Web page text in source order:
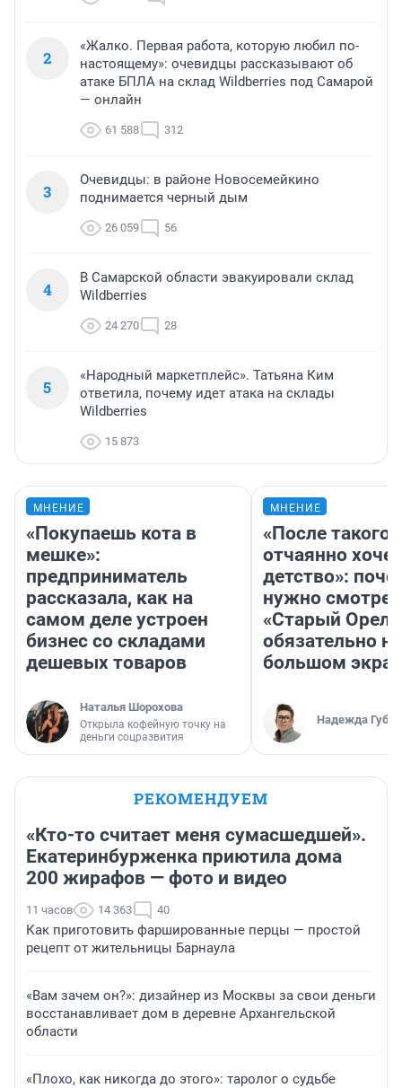
2
«Жалко. Первая работа, которую любил по-
настоящему»: очевидцы рассказывают об
атаке БПЛА на склад Wildberries под Самарой
— онлайн
61 588 312
3
Очевидцы: в районе Новосемейкино
поднимается черный дым
26 059 56
4
В Самарской области эвакуировали склад
Wildberries
24 270 28
5
«Народный маркетплейс». Татьяна Ким
ответила, почему идет атака на склады
Wildberries
15 873
МНЕНИЕ
«Покупаешь кота в
мешке»:
предприниматель
рассказала, как на
самом деле устроен
бизнес со складами
дешевых товаров
Наталья Шорохова
Открыла кофейную точку на
деньги соцразвития
МНЕНИЕ
«После такого
отчаянно
детство»:
нужно
«Старый
обязательно на
большом
Надежда
РЕКОМЕНДУЕМ
«Кто-то считает меня сумасшедшей».
Екатеринбурженка приютила дома
200 жирафов — фото и видео
11 часов 14 363 40
Как приготовить фаршированные перцы — простой
рецепт от жительницы Барнаула
«Вам зачем он?»: дизайнер из Москвы за свои деньги
восстанавливает дом в деревне Архангельской
области
«Плохо, как никогда до этого»: таролог о судьбе